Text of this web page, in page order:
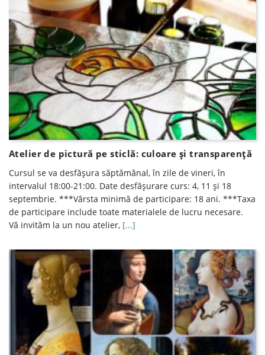
Atelier de pictură pe sticlă: culoare și transparență
Cursul se va desfăşura săptămânal, în zile de vineri, în
intervalul 18:00-21:00. Date desfăşurare curs: 4, 11 şi 18
septembrie. ***Vârsta minimă de participare: 18 ani. ***Taxa
de participare include toate materialele de lucru necesare.
Vă invităm la un nou atelier, [...]